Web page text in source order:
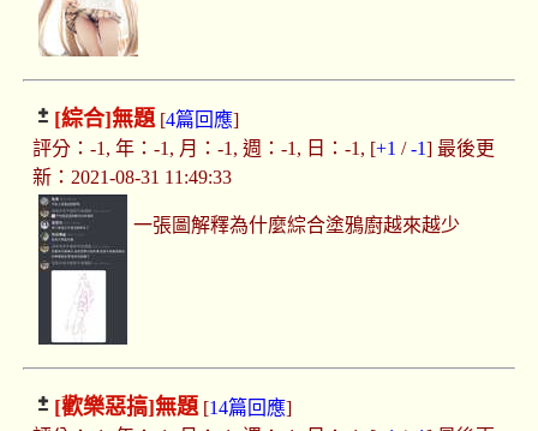
[綜合]無題[4篇回應]
評分：-1, 年：-1, 月：-1, 週：-1, 日：-1, [+1 /-1] 最後更
新：2021-08-31 11:49:33
一張圖解釋為什麼綜合塗鴉廚越來越少
[歡樂惡搞]無題[14篇回應]